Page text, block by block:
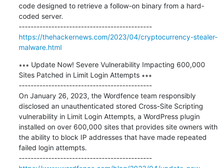
code designed to retrieve a follow-on binary from a hard-
coded server.
---------------------------------------------
https://thehackernews.com/2023/04/cryptocurrency-stealer-
malware.html
∗∗∗ Update Now! Severe Vulnerability Impacting 600,000
Sites Patched in Limit Login Attempts ∗∗∗
---------------------------------------------
On January 26, 2023, the Wordfence team responsibly
disclosed an unauthenticated stored Cross-Site Scripting
vulnerability in Limit Login Attempts, a WordPress plugin
installed on over 600,000 sites that provides site owners with
the ability to block IP addresses that have made repeated
failed login attempts.
---------------------------------------------